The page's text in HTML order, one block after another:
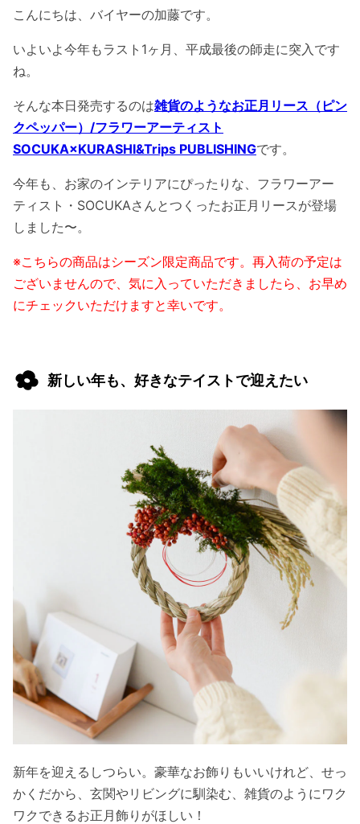
こんにちは、バイヤーの加藤です。
いよいよ今年もラスト1ヶ月、平成最後の師走に突入です
ね。
そんな本日発売するのは雑貨のようなお正月リース（ピン
クペッパー）/フラワーアーティスト
SOCUKA×KURASHI&Trips PUBLISHINGです。
今年も、お家のインテリアにぴったりな、フラワーアー
ティスト・SOCUKAさんとつくったお正月リースが登場
しました〜。
※こちらの商品はシーズン限定商品です。再入荷の予定は
ございませんので、気に入っていただきましたら、お早め
にチェックいただけますと幸いです。
新しい年も、好きなテイストで迎えたい
新年を迎えるしつらい。豪華なお飾りもいいけれど、せっ
かくだから、玄関やリビングに馴染む、雑貨のようにワク
ワクできるお正月飾りがほしい！